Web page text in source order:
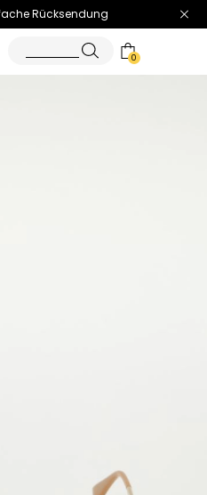
Rücksendung
0